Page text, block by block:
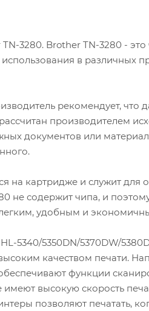
3280. Brother TN-3280 -
в различных
рекомендует, что
производителем
документов или
на картридже и служит для
не содержит чипа, и
удобным и
5340/5350DN/5370DW/
качеством печати.
функции
высокую скорость
позволяют печатать,